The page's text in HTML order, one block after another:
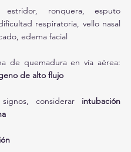
estridor, ronquera, esputo
respiratoria, vello nasal
edema facial
de quemadura en vía aérea:
de alto flujo
considerar intubación